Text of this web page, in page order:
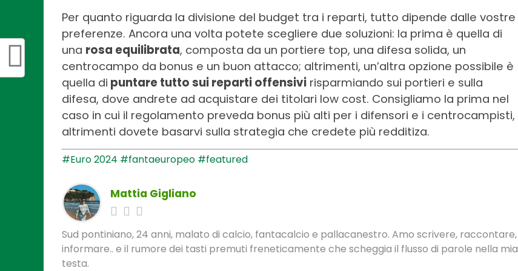
Per quanto riguarda la divisione del budget tra i reparti, tutto dipende dalle vostre
preferenze. Ancora una volta potete scegliere due soluzioni: la prima è quella di
una rosa equilibrata, composta da un portiere top, una difesa solida, un
centrocampo da bonus e un buon attacco; altrimenti, un’altra opzione possibile è
quella di puntare tutto sui reparti offensivi risparmiando sui portieri e sulla
difesa, dove andrete ad acquistare dei titolari low cost. Consigliamo la prima nel
caso in cui il regolamento preveda bonus più alti per i difensori e i centrocampisti,
altrimenti dovete basarvi sulla strategia che credete più redditiza.
#Euro 2024 #fantaeuropeo #featured
Mattia Gigliano
Sud pontiniano, 24 anni, malato di calcio, fantacalcio e pallacanestro. Amo scrivere, raccontare,
informare.. e il rumore dei tasti premuti freneticamente che scheggia il flusso di parole nella mia
testa.